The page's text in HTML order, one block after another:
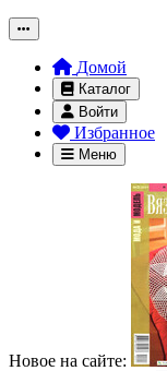
Домой
Каталог
Войти
Избранное
Меню
Новое на сайте: